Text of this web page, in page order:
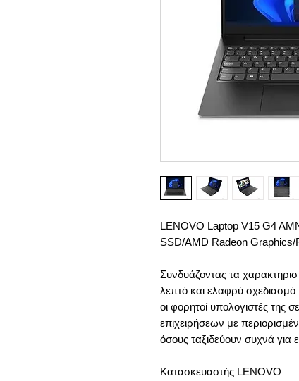
LENOVO Laptop V15 G4
SSD/AMD Radeon
Συνδυάζοντας τα
λεπτό και ελαφρύ σχεδιασμό
οι φορητοί υπολογιστές της
επιχειρήσεων με
όσους ταξιδεύουν συχνά για
Κατασκευαστής LENOVO